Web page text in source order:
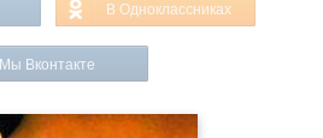
В Одноклассниках
Мы Вконтакте